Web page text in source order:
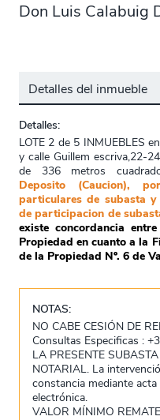
Don Luis Calabuig
Detalles del inmueble
Detalles:
LOTE 2 de 5 INMUEBLES
y calle Guillem escriva,22-
de 336 metros
Deposito (Caucion),
particulares de subasta
de participacion de
existe concordancia
Propiedad en cuanto a la
de la Propiedad Nº. 6 de
NOTAS:
NO CABE CESIÓN DE
Consultas Especificas :
LA PRESENTE
NOTARIAL. La
constancia mediante
electrónica.
VALOR MÍNIMO